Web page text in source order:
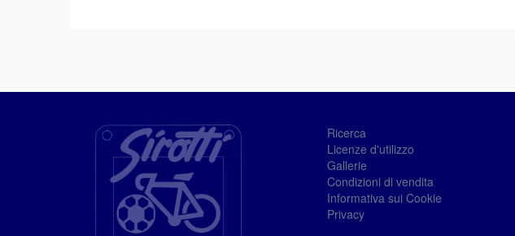
Ricerca
Licenze d'utilizzo
Gallerie
Condizioni di vendita
Informativa sui Cookie
Privacy